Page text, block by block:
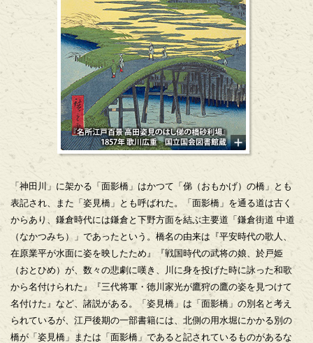
「神田川」に架かる「面影橋」はかつて「俤（おもかげ）の橋」とも
表記され、また「姿見橋」とも呼ばれた。「面影橋」を通る道は古く
からあり、鎌倉時代には鎌倉と下野方面を結ぶ主要道「鎌倉街道 中道
（なかつみち）」であったという。橋名の由来は『平安時代の歌人、
在原業平が水面に姿を映したため』『戦国時代の武将の娘、於戸姫
（おとひめ）が、数々の悲劇に嘆き、川に身を投げた時に詠った和歌
から名付けられた』『三代将軍・徳川家光が鷹狩の鷹の姿を見つけて
名付けた』など、諸説がある。「姿見橋」は「面影橋」の別名と考え
られているが、江戸後期の一部書籍には、北側の用水堀にかかる別の
橋が「姿見橋」または「面影橋」であると記されているものがあるな